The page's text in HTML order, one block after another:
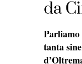
da
Parliamo
tanta